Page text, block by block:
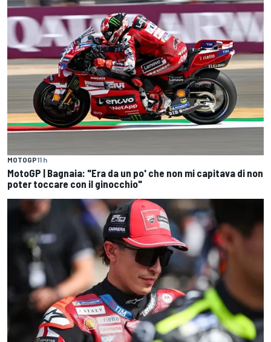
MOTOGP11 h
MotoGP | Bagnaia: "Era da un po' che non mi capitava di non
poter toccare con il ginocchio"